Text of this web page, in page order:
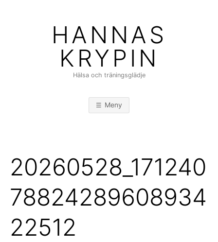
HANNAS
KRYPIN
Hälsa och träningsglädje
Meny
20260528_171240
78824289608934
22512